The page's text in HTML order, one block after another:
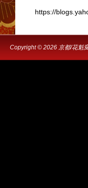
https://
Copyright © 2026 京都/花魁